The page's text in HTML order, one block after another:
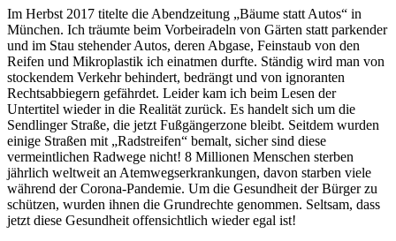
Im Herbst 2017 titelte die Abendzeitung „Bäume statt Autos“ in
München. Ich träumte beim Vorbeiradeln von Gärten statt parkender
und im Stau stehender Autos, deren Abgase, Feinstaub von den
Reifen und Mikroplastik ich einatmen durfte. Ständig wird man von
stockendem Verkehr behindert, bedrängt und von ignoranten
Rechtsabbiegern gefährdet. Leider kam ich beim Lesen der
Untertitel wieder in die Realität zurück. Es handelt sich um die
Sendlinger Straße, die jetzt Fußgängerzone bleibt. Seitdem wurden
einige Straßen mit „Radstreifen“ bemalt, sicher sind diese
vermeintlichen Radwege nicht! 8 Millionen Menschen sterben
jährlich weltweit an Atemwegserkrankungen, davon starben viele
während der Corona-Pandemie. Um die Gesundheit der Bürger zu
schützen, wurden ihnen die Grundrechte genommen. Seltsam, dass
jetzt diese Gesundheit offensichtlich wieder egal ist!